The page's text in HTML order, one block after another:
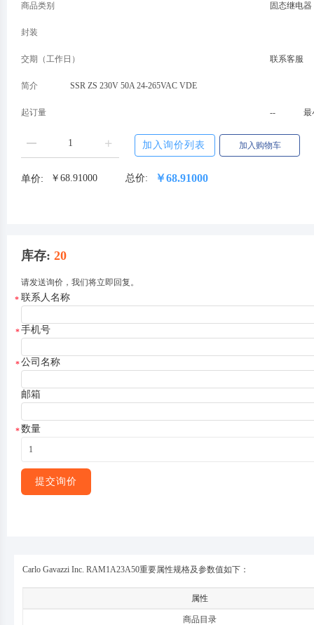
商品类别 固态继电器
封装
交期（工作日） 联系客服
简介 SSR ZS 230V 50A 24-265VAC VDE
起订量 -- 最
加入询价列表 加入购物车
单价: ￥ 68.91000 总价: ￥68.91000
库存: 20
请发送询价，我们将立即回复。
* 联系人名称
*手机号
*公司名称
邮箱
*数量
提交询价
Carlo Gavazzi Inc. RAM1A23A50重要属性规格及参数值如下：
属性
商品目录